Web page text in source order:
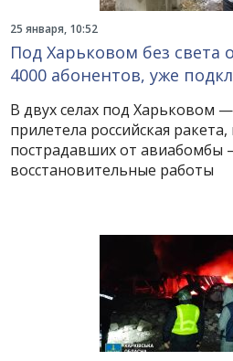
25 января, 10:52
Под Харьковом без света
4000 абонентов, уже
В двух селах под Харьковом
прилетела российская
пострадавших от авиабомбы
восстановительные работы